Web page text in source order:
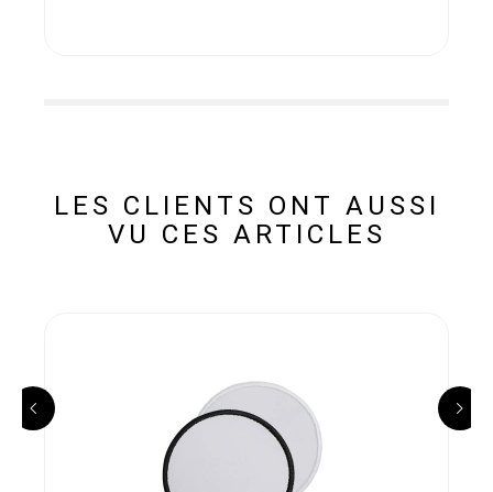
LES CLIENTS ONT AUSSI
VU CES ARTICLES